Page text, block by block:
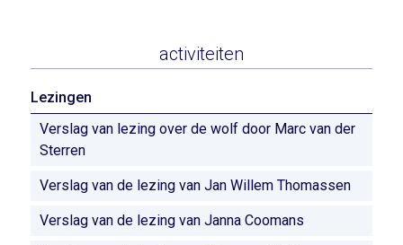
activiteiten
Lezingen
Verslag van lezing over de wolf door Marc van der
Sterren
Verslag van de lezing van Jan Willem Thomassen
Verslag van de lezing van Janna Coomans